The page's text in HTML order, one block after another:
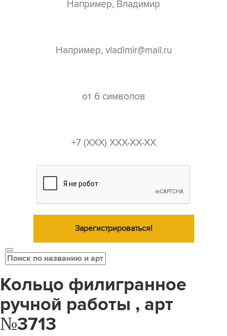
Зарегистрироваться!
Кольцо филигранное
ручной работы , арт
№3713